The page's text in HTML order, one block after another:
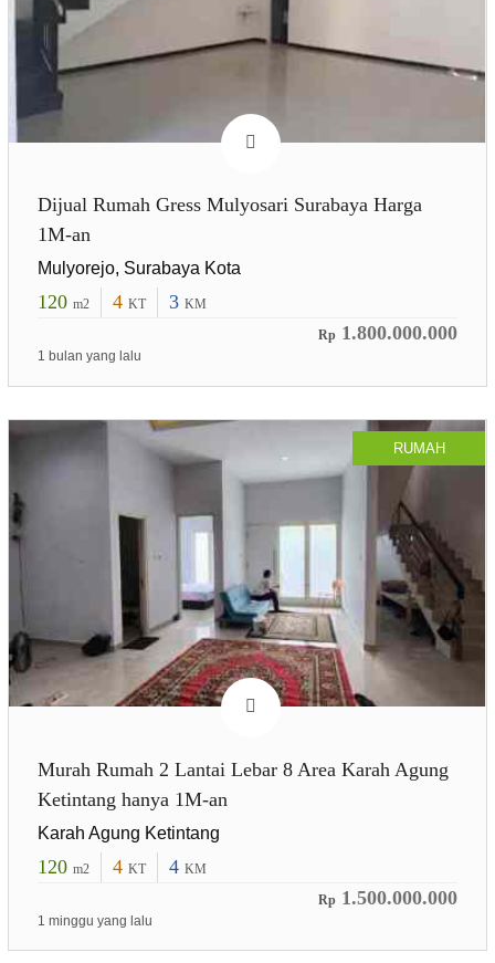
Dijual Rumah Gress Mulyosari Surabaya Harga
1M-an
Mulyorejo, Surabaya Kota
120 m2 4 KT 3 KM
Rp 1.800.000.000
1 bulan yang lalu
RUMAH
Murah Rumah 2 Lantai Lebar 8 Area Karah Agung
Ketintang hanya 1M-an
Karah Agung Ketintang
120 m2 4 KT 4 KM
Rp 1.500.000.000
1 minggu yang lalu